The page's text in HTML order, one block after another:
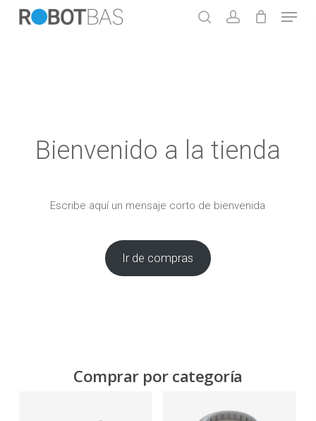
Skip
Menu
Bienvenido a la tienda
Escribe aquí un mensaje corto de bienvenida
Ir de compras
Comprar por categoría